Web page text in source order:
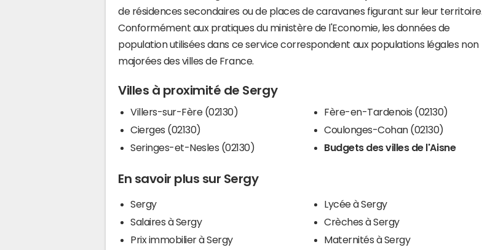
de résidences secondaires ou de places de caravanes figurant sur leur territoire.
Conformément aux pratiques du ministère de l'Economie, les données de
population utilisées dans ce service correspondent aux populations légales non
majorées des villes de France.
Villes à proximité de Sergy
Villers-sur-Fère (02130)
Cierges (02130)
Seringes-et-Nesles (02130)
Fère-en-Tardenois (02130)
Coulonges-Cohan (02130)
Budgets des villes de l'Aisne
En savoir plus sur Sergy
Sergy
Salaires à Sergy
Prix immobilier à Sergy
Lycée à Sergy
Crèches à Sergy
Maternités à Sergy